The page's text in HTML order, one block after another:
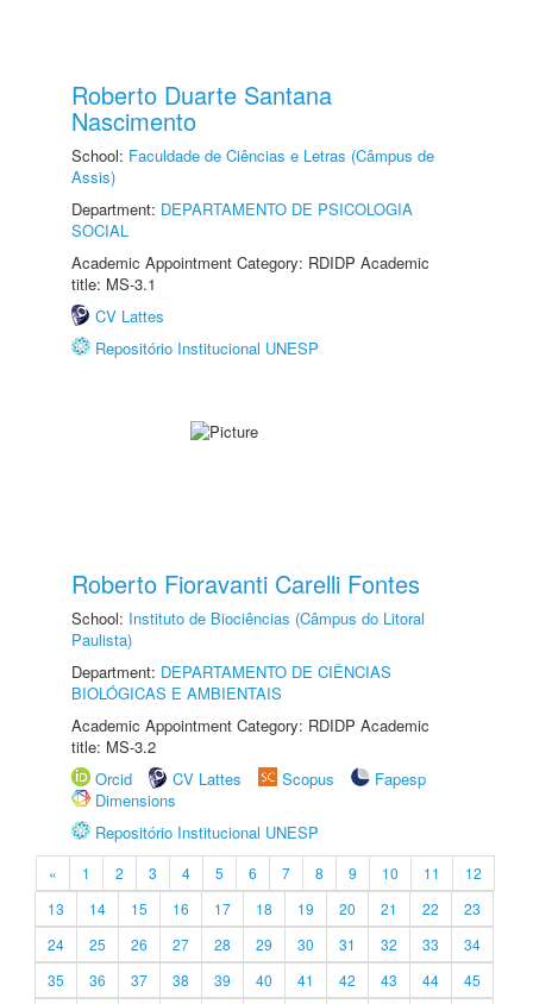
Roberto Duarte Santana
Nascimento
School: Faculdade de Ciências e Letras (Câmpus de
Assis)
Department: DEPARTAMENTO DE PSICOLOGIA
SOCIAL
Academic Appointment Category: RDIDP Academic
title: MS-3.1
CV Lattes
Repositório Institucional UNESP
Roberto Fioravanti Carelli Fontes
School: Instituto de Biociências (Câmpus do Litoral
Paulista)
Department: DEPARTAMENTO DE CIÊNCIAS
BIOLÓGICAS E AMBIENTAIS
Academic Appointment Category: RDIDP Academic
title: MS-3.2
Orcid
CV Lattes Scopus
Fapesp
Dimensions
Repositório Institucional UNESP
« 1 2 3 4 5 6 7 8 9 10 11
12
13
14 15 16 17 18 19 20 21 22
23
24
25 26 27 28 29 30 31 32 33
34
35
36 37 38 39 40 41 42 43 44
45